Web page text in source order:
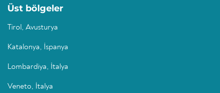
Üst bölgeler
Tirol, Avusturya
Katalonya, İspanya
Lombardiya, İtalya
Veneto, İtalya